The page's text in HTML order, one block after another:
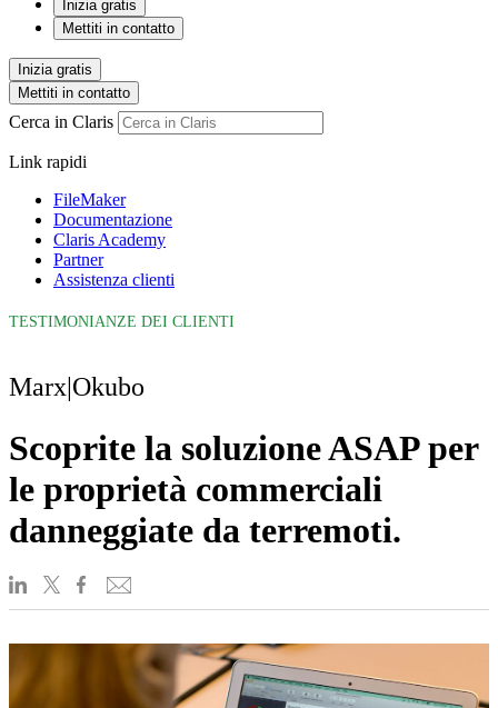
Inizia gratis
Mettiti in contatto
Inizia gratis
Mettiti in contatto
Cerca in Claris
Link rapidi
FileMaker
Documentazione
Claris Academy
Partner
Assistenza clienti
TESTIMONIANZE DEI CLIENTI
Marx|Okubo
Scoprite la soluzione ASAP per
le proprietà commerciali
danneggiate da terremoti.